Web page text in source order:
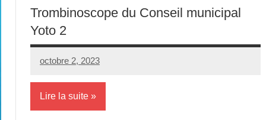
Trombinoscope du Conseil municipal
Yoto 2
octobre 2, 2023
Yoto
2
Aucun
commentaire
Lire la suite